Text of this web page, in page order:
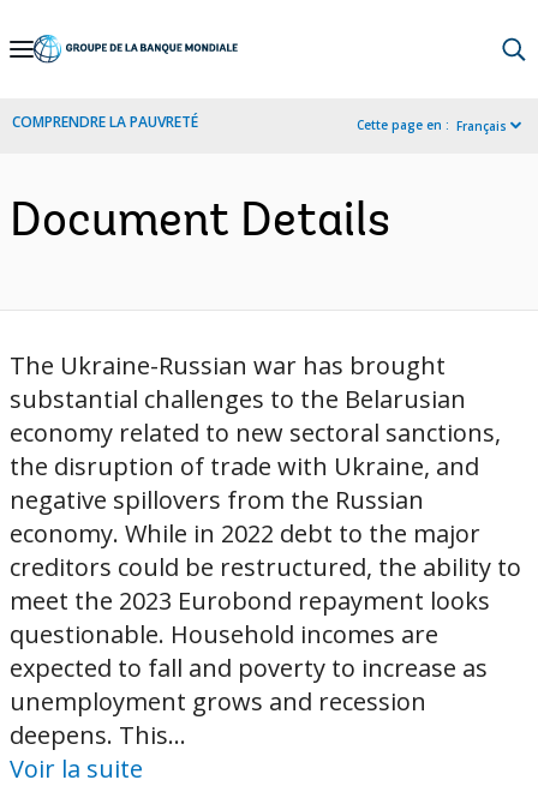
Skip
Navigation
COMPRENDRE LA PAUVRETÉ Cette page en : Français
Document Details
The Ukraine-Russian war has brought
substantial challenges to the Belarusian
economy related to new sectoral sanctions,
the disruption of trade with Ukraine, and
negative spillovers from the Russian
economy. While in 2022 debt to the major
creditors could be restructured, the ability to
meet the 2023 Eurobond repayment looks
questionable. Household incomes are
expected to fall and poverty to increase as
unemployment grows and recession
deepens. This...
Voir la suite